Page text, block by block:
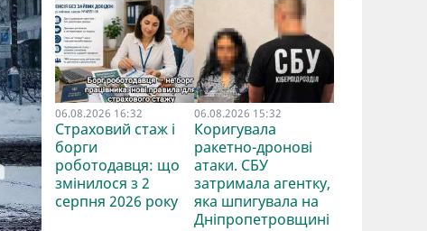
06.08.2026 16:32
Страховий стаж і
борги
роботодавця: що
змінилося з 2
серпня 2026 року
06.08.2026 15:32
Коригувала
ракетно-дронові
атаки. СБУ
затримала агентку,
яка шпигувала на
Дніпропетровщині